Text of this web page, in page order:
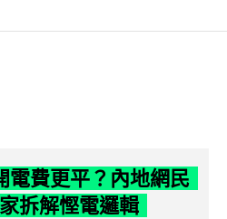
電費更平？內地網民
拆解慳電邏輯